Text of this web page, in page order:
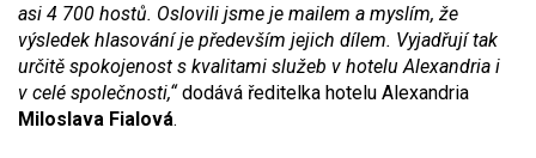
asi 4 700 hostů. Oslovili jsme je mailem a myslím, že
výsledek hlasování je především jejich dílem. Vyjadřují tak
určitě spokojenost s kvalitami služeb v hotelu Alexandria i
v celé společnosti,“dodává ředitelka hotelu Alexandria
Miloslava Fialová.